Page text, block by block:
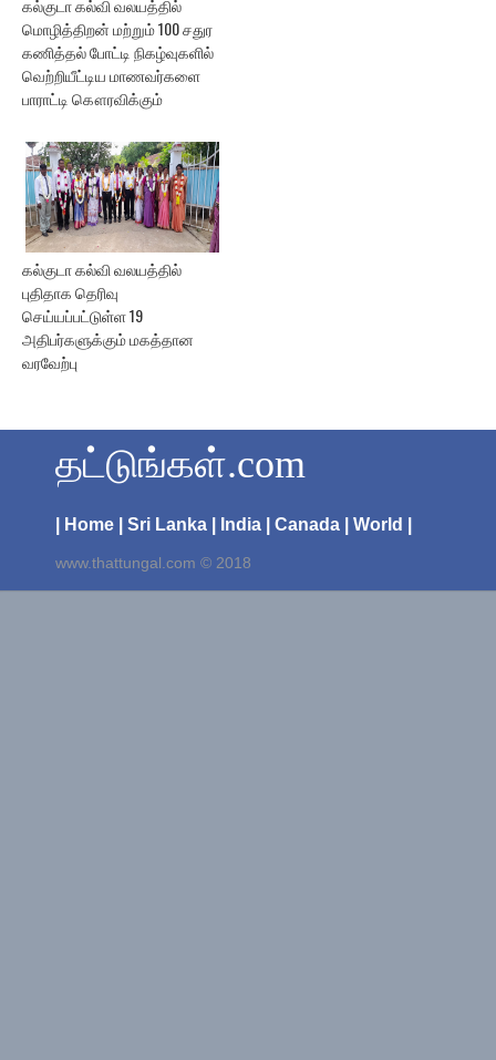
கல்குடா கல்வி வலயத்தில்
மொழித்திறன் மற்றும் 100 சதுர
கணித்தல் போட்டி நிகழ்வுகளில்
வெற்றியீட்டிய மாணவர்களை
பாராட்டி கௌரவிக்கும்
கல்குடா கல்வி வலயத்தில்
புதிதாக தெரிவு
செய்யப்பட்டுள்ள 19
அதிபர்களுக்கும் மகத்தான
வரவேற்பு
தட்டுங்கள்.com
| Home | Sri Lanka | India | Canada | World |
www.thattungal.com © 2018